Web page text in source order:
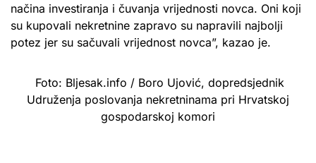
načina investiranja i čuvanja vrijednosti novca. Oni koji
su kupovali nekretnine zapravo su napravili najbolji
potez jer su sačuvali vrijednost novca”, kazao je.
Foto: Bljesak.info / Boro Ujović, dopredsjednik
Udruženja poslovanja nekretninama pri Hrvatskoj
gospodarskoj komori